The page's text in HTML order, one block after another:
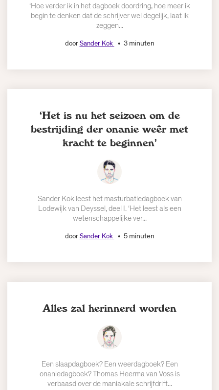
‘Hoe verder ik in het dagboek doordring, hoe meer ik
begin te denken dat de schrijver wel degelijk, laat ik
zeggen...
doorSander Kok 3 minuten
‘Het is nu het seizoen om de
bestrijding der onanie weêr met
kracht te beginnen’
Sander Kok leest het masturbatiedagboek van
Lodewijk van Deyssel, deel I. ‘Het leest als een
wetenschappelijke ver...
doorSander Kok 5 minuten
Alles zal herinnerd worden
Een slaapdagboek? Een weerdagboek? Een
onaniedagboek? Thomas Heerma van Voss is
verbaasd over de maniakale schrijfdrift...